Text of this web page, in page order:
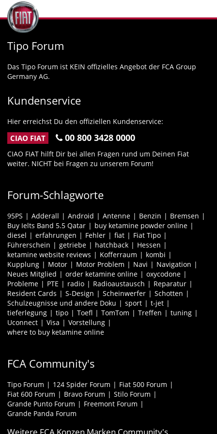
Tipo Forum
Das Tipo Forum ist KEIN offizielles Angebot der FCA Group
Germany AG.
Kundenservice
Hier erreichst Du den offiziellen Kundenservice:
CIAO FIAT 00 800 3428 0000
CIAO FIAT hilft Dir bei allen Fragen rund um Deinen Fiat
weiter. NICHT bei Fragen zu unserem Forum!
Forum-Schlagworte
95PS Adderall Android Antenne Benzin
Bremsen
Buy Ielts Band 5.5 Qatar
buy ketamine powder online
diesel
erfahrungen Fehler fiat
Fiat Tipo
Führerschein
getriebe hatchback
Hessen
ketamine website reviews
Kofferraum
kombi
Kupplung
Motor Motor Problem Navi
Navigation
Neues Mitglied
order ketamine online
oxycodone
Probleme
PTE radio Radioaustausch
Reparatur
Resident Cards
S-Design Scheinwerfer
Schotten
Schulzeugnisse und andere Doku
sport
t-jet
tieferlegung
tipo Toefl TomTom Treffen
tuning
Uconnect
Visa
Vorstellung
where to buy ketamine online
FCA Community's
Tipo Forum 124 Spider Forum
Fiat 500 Forum
Fiat 600 Forum
Bravo Forum
Stilo Forum
Grande Punto Forum
Freemont Forum
Grande Panda Forum
Weitere FCA Konzen Marken Community's